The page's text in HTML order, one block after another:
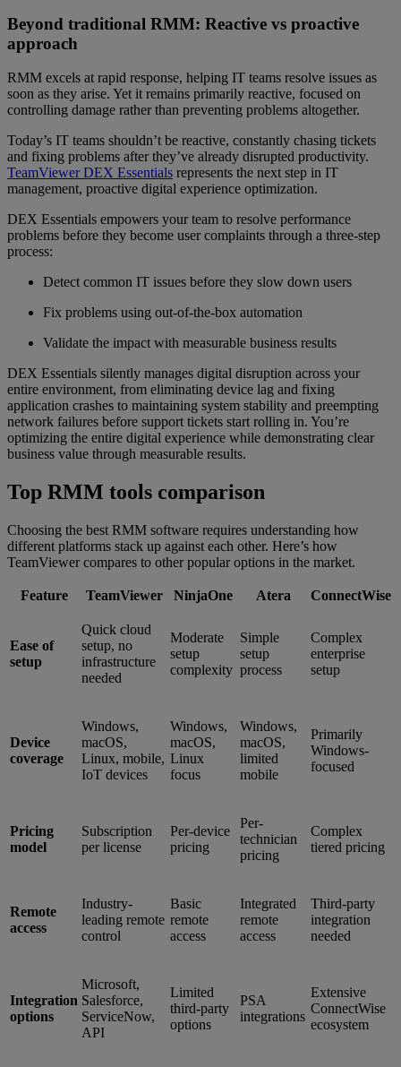
Beyond traditional RMM: Reactive vs proactive
approach
RMM excels at rapid response, helping IT teams resolve issues as
soon as they arise. Yet it remains primarily reactive, focused on
controlling damage rather than preventing problems altogether.
Today’s IT teams shouldn’t be reactive, constantly chasing tickets
and fixing problems after they’ve already disrupted productivity.
TeamViewer DEX Essentials represents the next step in IT
management, proactive digital experience optimization.
DEX Essentials empowers your team to resolve performance
problems before they become user complaints through a three-step
process:
Detect common IT issues before they slow down users
Fix problems using out-of-the-box automation
Validate the impact with measurable business results
DEX Essentials silently manages digital disruption across your
entire environment, from eliminating device lag and fixing
application crashes to maintaining system stability and preempting
network failures before support tickets start rolling in. You’re
optimizing the entire digital experience while demonstrating clear
business value through measurable results.
Top RMM tools comparison
Choosing the best RMM software requires understanding how
different platforms stack up against each other. Here’s how
TeamViewer compares to other popular options in the market.
Feature TeamViewer NinjaOne Atera ConnectWise
Ease of
setup
Quick cloud
setup, no
infrastructure
needed
Moderate
setup
complexity
Simple
setup
process
Complex
enterprise
setup
Device
coverage
Windows,
macOS,
Linux, mobile,
IoT devices
Windows,
macOS,
Linux
focus
Windows,
macOS,
limited
mobile
Primarily
Windows-
focused
Pricing
model
Subscription
per license
Per-device
pricing
Per-
technician
pricing
Complex
tiered pricing
Remote
access
Industry-
leading remote
control
Basic
remote
access
Integrated
remote
access
Third-party
integration
needed
Integration
options
Microsoft,
Salesforce,
ServiceNow,
API
Limited
third-party
options
PSA
integrations
Extensive
ConnectWise
ecosystem